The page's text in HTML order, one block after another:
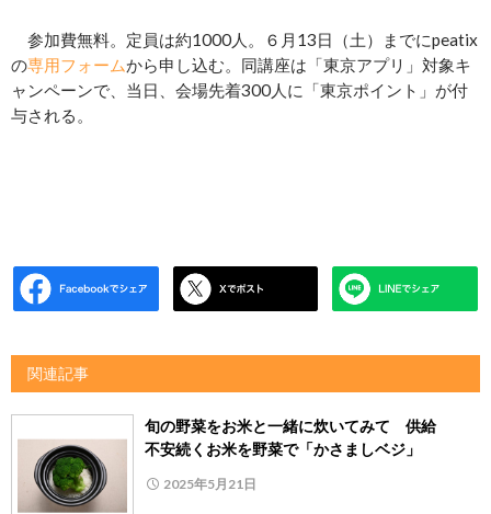
参加費無料。定員は約1000人。６月13日（土）までにpeatix
の専用フォームから申し込む。同講座は「東京アプリ」対象キ
ャンペーンで、当日、会場先着300人に「東京ポイント」が付
与される。
関連記事
旬の野菜をお米と一緒に炊いてみて 供給
不安続くお米を野菜で「かさましベジ」
2025年5月21日